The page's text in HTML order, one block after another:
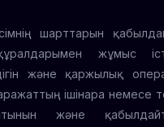
шарттарын
жұмыс
және қаржылық
ішінара немесе
және